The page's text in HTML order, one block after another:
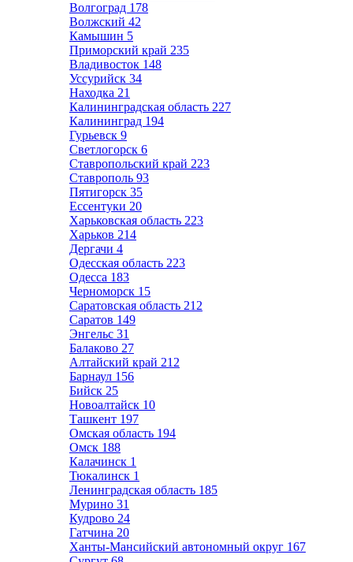
Волгоград 178
Волжский 42
Камышин 5
Приморский край 235
Владивосток 148
Уссурийск 34
Находка 21
Калининградская область 227
Калининград 194
Гурьевск 9
Светлогорск 6
Ставропольский край 223
Ставрополь 93
Пятигорск 35
Ессентуки 20
Харьковская область 223
Харьков 214
Дергачи 4
Одесская область 223
Одесса 183
Черноморск 15
Саратовская область 212
Саратов 149
Энгельс 31
Балаково 27
Алтайский край 212
Барнаул 156
Бийск 25
Новоалтайск 10
Ташкент 197
Омская область 194
Омск 188
Калачинск 1
Тюкалинск 1
Ленинградская область 185
Мурино 31
Кудрово 24
Гатчина 20
Ханты-Мансийский автономный округ 167